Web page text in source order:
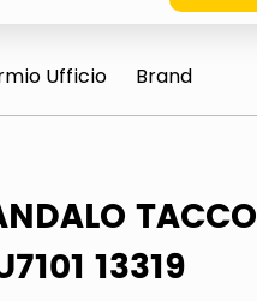
Ufficio Brand
TACCO
13319